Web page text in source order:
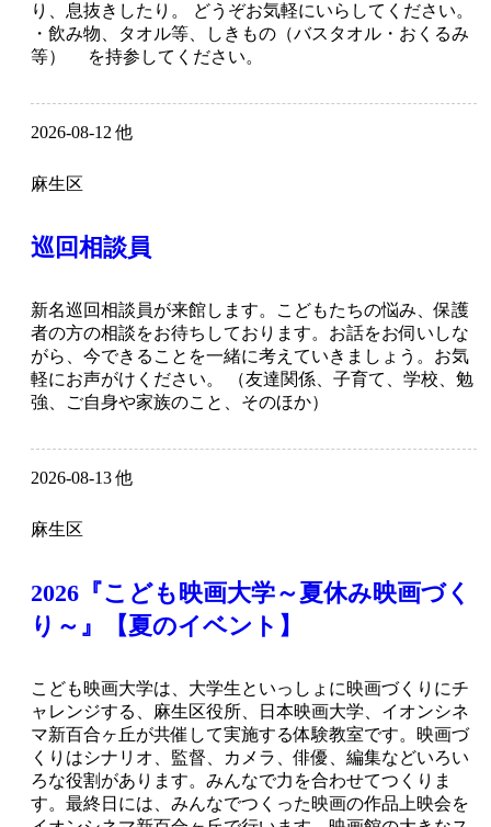
り、息抜きしたり。 どうぞお気軽にいらしてください。
・飲み物、タオル等、しきもの（バスタオル・おくるみ
等） を持参してください。
2026-08-12 他
麻生区
巡回相談員
新名巡回相談員が来館します。こどもたちの悩み、保護
者の方の相談をお待ちしております。お話をお伺いしな
がら、今できることを一緒に考えていきましょう。お気
軽にお声がけください。 （友達関係、子育て、学校、勉
強、ご自身や家族のこと、そのほか）
2026-08-13 他
麻生区
2026『こども映画大学～夏休み映画づく
り～』【夏のイベント】
こども映画大学は、大学生といっしょに映画づくりにチ
ャレンジする、麻生区役所、日本映画大学、イオンシネ
マ新百合ヶ丘が共催して実施する体験教室です。映画づ
くりはシナリオ、監督、カメラ、俳優、編集などいろい
ろな役割があります。みんなで力を合わせてつくりま
す。最終日には、みんなでつくった映画の作品上映会を